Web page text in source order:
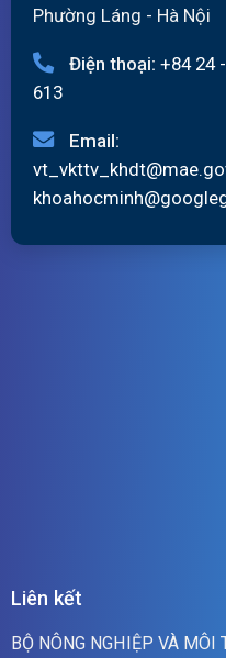
Phường Láng - Hà Nội
Điện thoại: +84 24
613
Email:
Liên kết
BỘ NÔNG NGHIỆP VÀ MÔI